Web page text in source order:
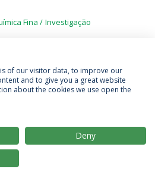
Fina
Investigação
Termos & Condições
Católica Portuguesa
of our visitor data, to improve our
and to give you a great website
about the cookies we use open the
Deny